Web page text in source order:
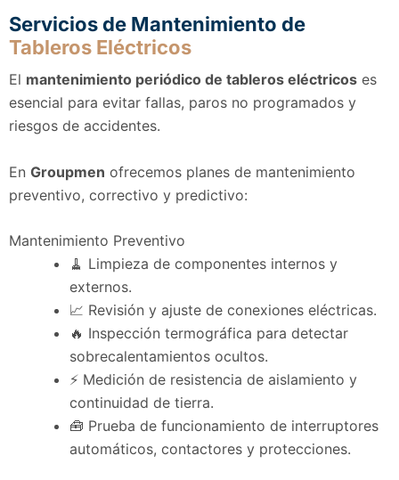
Servicios de Mantenimiento de
Tableros Eléctricos
El mantenimiento periódico de tableros eléctricos es
esencial para evitar fallas, paros no programados y
riesgos de accidentes.
En Groupmen ofrecemos planes de mantenimiento
preventivo, correctivo y predictivo:
Mantenimiento Preventivo
🧹 Limpieza de componentes internos y
externos.
📈 Revisión y ajuste de conexiones eléctricas.
🔥 Inspección termográfica para detectar
sobrecalentamientos ocultos.
⚡ Medición de resistencia de aislamiento y
continuidad de tierra.
🧰 Prueba de funcionamiento de interruptores
automáticos, contactores y protecciones.